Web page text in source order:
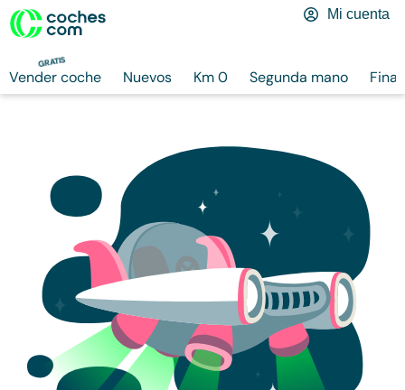
GRATIS
Vender coche Nuevos Km 0 Segunda mano
Mi cuenta